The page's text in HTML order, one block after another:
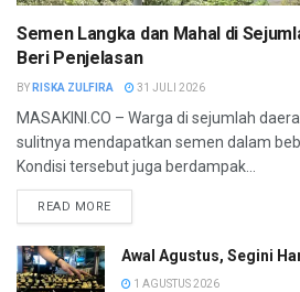
Semen Langka dan Mahal di
Beri Penjelasan
BY RISKA ZULFIRA 31 JULI 2026
MASAKINI.CO – Warga di sejumlah
sulitnya mendapatkan semen dalam
Kondisi tersebut juga berdampak...
READ MORE
Awal Agustus, Segini
1 AGUSTUS 2026